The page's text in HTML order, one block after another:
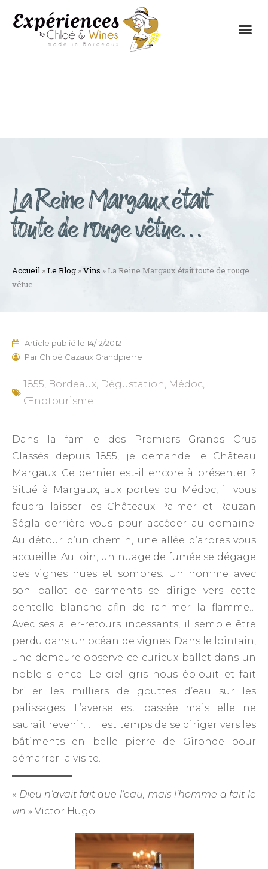
La Reine Margaux était
toute de rouge vêtue…
Accueil »Le Blog »Vins » La Reine Margaux était toute de rouge
vêtue…
Article publié le14/12/2012
Par Chloé Cazaux Grandpierre
1855, Bordeaux, Dégustation, Médoc,
Œnotourisme
Dans la famille des Premiers Grands Crus
Classés depuis 1855, je demande le Château
Margaux. Ce dernier est-il encore à présenter ?
Situé à Margaux, aux portes du Médoc, il vous
faudra laisser les Châteaux Palmer et Rauzan
Ségla derrière vous pour accéder au domaine.
Au détour d’un chemin, une allée d’arbres vous
accueille. Au loin, un nuage de fumée se dégage
des vignes nues et sombres. Un homme avec
son ballot de sarments se dirige vers cette
dentelle blanche afin de ranimer la flamme…
Avec ses aller-retours incessants, il semble être
perdu dans un océan de vignes. Dans le lointain,
une demeure observe ce curieux ballet dans un
noble silence. Le ciel gris nous éblouit et fait
briller les milliers de gouttes d’eau sur les
palissages. L’averse est passée mais elle ne
saurait revenir… Il est temps de se diriger vers les
bâtiments en belle pierre de Gironde pour
démarrer la visite.
« Dieu n’avait fait que l’eau, mais l’homme a fait le
vin » Victor Hugo